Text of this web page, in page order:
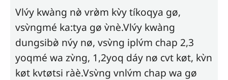
Vlv́y kwàng nø̀ vrø̀m kv̀y tíkoqya gø,
vsv̀ngmé ka:tya gø v̀nè.Vlv́y kwàng
dungsibø̀ nv́y nø, vsv̀ng iplv́m chap 2,3
yoqmé wa zv̀ng, 1,2yoq dáy nø cvt køt, kv̀n
køt kvtøtsi ràè.Vsv̀ng vnlv́m chap wa gø